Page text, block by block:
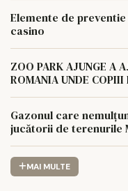
Elemente de
casino
ZOO PARK AJUNGE A
ROMANIA UNDE
Gazonul care
jucătorii de terenurile
MAI MULTE